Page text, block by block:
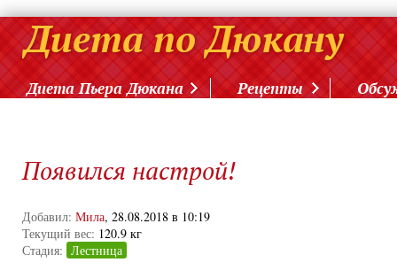
Диета Пьера Дюкана Рецепты
Появился настрой!
Добавил: Мила, 28.08.2018 в 10:19
Текущий вес: 120.9 кг
Стадия: Лестница